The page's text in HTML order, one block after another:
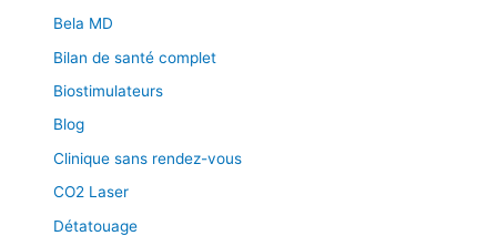
Bela MD
Bilan de santé complet
Biostimulateurs
Blog
Clinique sans rendez-vous
CO2 Laser
Détatouage